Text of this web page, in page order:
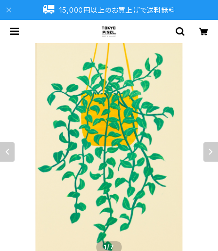
15,000円以上のお買上げで送料無料
1/7